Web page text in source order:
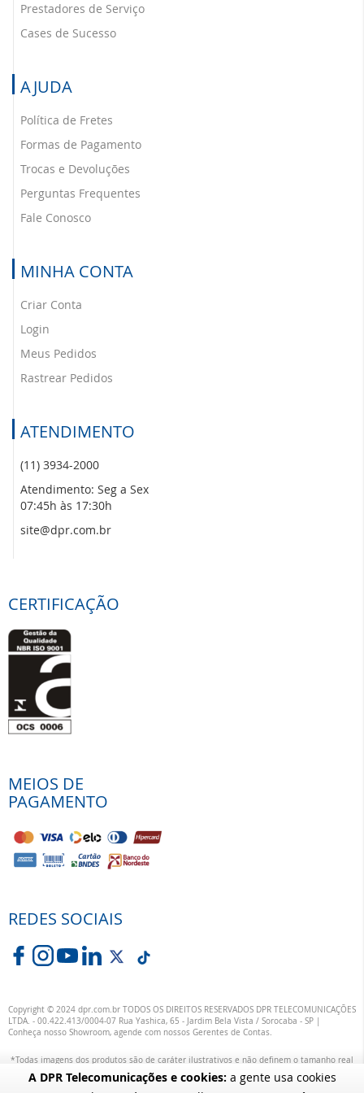
A DPR Telecomunicações e cookies:a gente usa cookies
Prestadores de Serviço
Cases de Sucesso
AJUDA
Política de Fretes
Formas de Pagamento
Trocas e Devoluções
Perguntas Frequentes
Fale Conosco
MINHA CONTA
Criar Conta
Login
Meus Pedidos
Rastrear Pedidos
ATENDIMENTO
(11) 3934-2000
Atendimento: Seg a Sex
07:45h às 17:30h
site@dpr.com.br
CERTIFICAÇÃO
MEIOS DE
PAGAMENTO
REDES SOCIAIS
Copyright © 2024 dpr.com.br TODOS OS DIREITOS RESERVADOS DPR TELECOMUNICAÇÕES
LTDA. - 00.422.413/0004-07 Rua Yashica, 65 - Jardim Bela Vista / Sorocaba - SP |
Conheça nosso Showroom, agende com nossos Gerentes de Contas.
*Todas imagens dos produtos são de caráter ilustrativos e não definem o tamanho real
ou exata definição das suas cores.
alterações específicas nos produtos poderão ocorrer sem aviso prévio dos fornecedores,